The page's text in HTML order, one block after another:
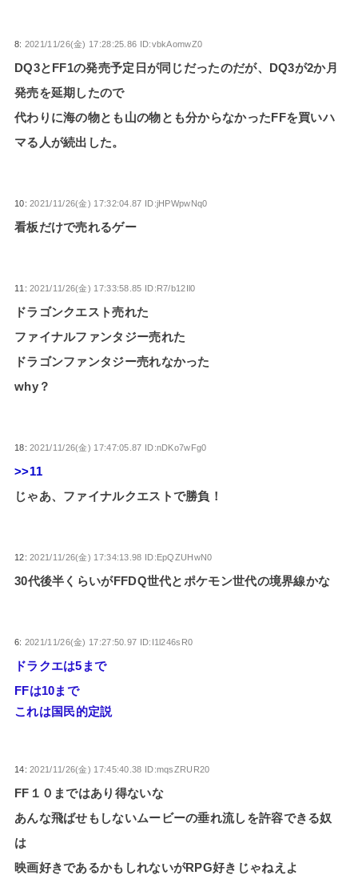
8: 2021/11/26(金) 17:28:25.86 ID:vbkAomwZ0
DQ3とFF1の発売予定日が同じだったのだが、DQ3が2か月
発売を延期したので
代わりに海の物とも山の物とも分からなかったFFを買いハ
マる人が続出した。
10: 2021/11/26(金) 17:32:04.87 ID:jHPWpwNq0
看板だけで売れるゲー
11: 2021/11/26(金) 17:33:58.85 ID:R7/b12Il0
ドラゴンクエスト売れた
ファイナルファンタジー売れた
ドラゴンファンタジー売れなかった
why？
18: 2021/11/26(金) 17:47:05.87 ID:nDKo7wFg0
>>11
じゃあ、ファイナルクエストで勝負！
12: 2021/11/26(金) 17:34:13.98 ID:EpQZUHwN0
30代後半くらいがFFDQ世代とポケモン世代の境界線かな
6: 2021/11/26(金) 17:27:50.97 ID:I1l246sR0
ドラクエは5まで
FFは10まで
これは国民的定説
14: 2021/11/26(金) 17:45:40.38 ID:mqsZRUR20
FF１０まではあり得ないな
あんな飛ばせもしないムービーの垂れ流しを許容できる奴
は
映画好きであるかもしれないがRPG好きじゃねえよ